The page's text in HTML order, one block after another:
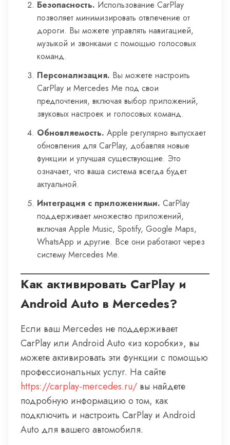
Безопасность. Использование CarPlay
позволяет минимизировать отвлечение от
дороги. Вы можете управлять навигацией,
музыкой и звонками с помощью голосовых
команд.
Персонализация. Вы можете настроить
CarPlay и Mercedes Me под свои
предпочтения, включая выбор приложений,
звуковых настроек и голосовых команд.
Обновляемость. Apple регулярно выпускает
обновления для CarPlay, добавляя новые
функции и улучшая существующие. Это
означает, что ваша система всегда будет
актуальной.
Интеграция с приложениями. CarPlay
поддерживает множество приложений,
включая Apple Music, Spotify, Google Maps,
WhatsApp и другие. Все они работают через
систему Mercedes Me.
Как активировать CarPlay и
Android Auto в Mercedes?
Если ваш Mercedes не поддерживает
CarPlay или Android Auto «из коробки», вы
можете активировать эти функции с помощью
профессиональных услуг. На сайте
https://carplay-mercedes.ru/ вы найдете
подробную информацию о том, как
подключить и настроить CarPlay и Android
Auto для вашего автомобиля.